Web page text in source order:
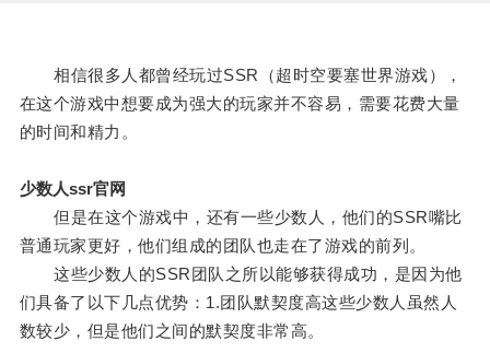
相信很多人都曾经玩过SSR（超时空要塞世界游戏），
在这个游戏中想要成为强大的玩家并不容易，需要花费大量
的时间和精力。
少数人ssr官网
但是在这个游戏中，还有一些少数人，他们的SSR嘴比
普通玩家更好，他们组成的团队也走在了游戏的前列。
这些少数人的SSR团队之所以能够获得成功，是因为他
们具备了以下几点优势：1.团队默契度高这些少数人虽然人
数较少，但是他们之间的默契度非常高。